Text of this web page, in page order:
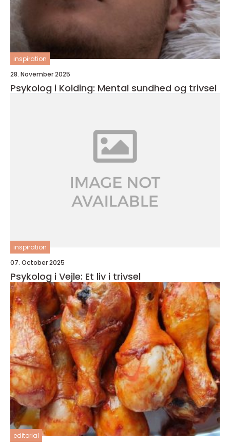
inspiration
28. November 2025
Psykolog i Kolding: Mental sundhed og trivsel
inspiration
07. October 2025
Psykolog i Vejle: Et liv i trivsel
editorial